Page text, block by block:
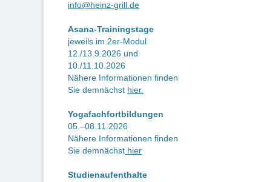
info@heinz-grill.de
Asana-Trainingstage
jeweils im 2er-Modul
12./13.9.2026 und
10./11.10.2026
Nähere Informationen finden
Sie demnächst hier.
Yogafachfortbildungen
05.–08.11.2026
Nähere Informationen finden
Sie demnächst hier
Studienaufenthalte